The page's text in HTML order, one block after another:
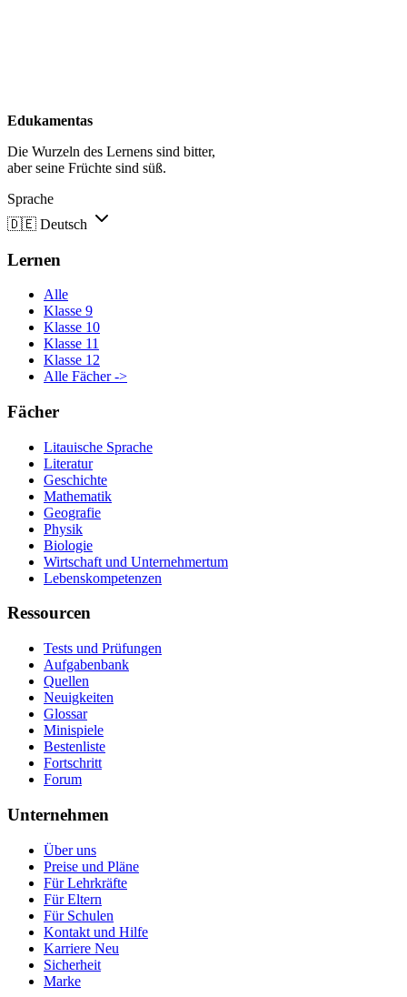
Edukamentas
Die Wurzeln des Lernens sind bitter,
aber seine Früchte sind süß.
Sprache
🇩🇪 Deutsch
Lernen
Alle
Klasse 9
Klasse 10
Klasse 11
Klasse 12
Alle Fächer ->
Fächer
Litauische Sprache
Literatur
Geschichte
Mathematik
Geografie
Physik
Biologie
Wirtschaft und Unternehmertum
Lebenskompetenzen
Ressourcen
Tests und Prüfungen
Aufgabenbank
Quellen
Neuigkeiten
Glossar
Minispiele
Bestenliste
Fortschritt
Forum
Unternehmen
Über uns
Preise und Pläne
Für Lehrkräfte
Für Eltern
Für Schulen
Kontakt und Hilfe
Karriere Neu
Sicherheit
Marke